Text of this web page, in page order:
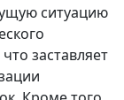
ситуацию
заставляет